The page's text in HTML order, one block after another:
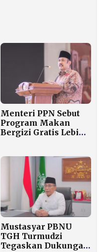
Menteri PPN Sebut
Program Makan
Bergizi Gratis Lebih
Lapangan Kerja
Mustasyar PBNU
TGH Turmudzi
Tegaskan Dukungan